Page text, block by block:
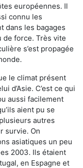
européennes. Il
connu les
dans les bagages
de force. Très vite
s’est propagée
le climat présent
d’Asie. C’est ce qui
aussi facilement
aient pu se
autres
survie. On
asiatiques un peu
2003. Ils étaient
en Espagne et